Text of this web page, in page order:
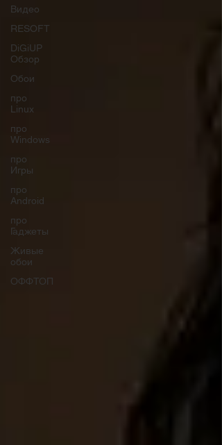
Видео
RESOFT
DiGiUP
Обзор
Обои
про
Linux
про
Windows
про
Игры
про
Android
про
Гаджеты
Живые
обои
ОФФТОП